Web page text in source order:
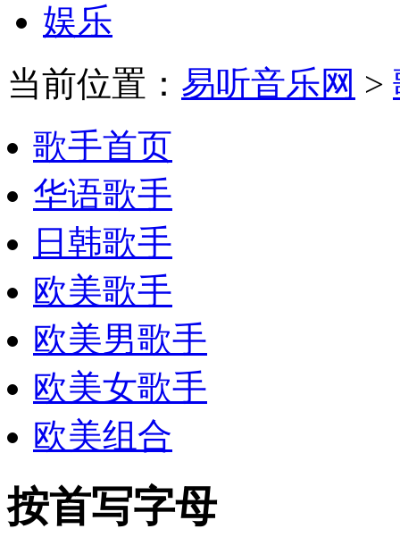
娱乐
当前位置： 易听音乐网 >
歌手首页
华语歌手
日韩歌手
欧美歌手
欧美男歌手
欧美女歌手
欧美组合
按首写字母